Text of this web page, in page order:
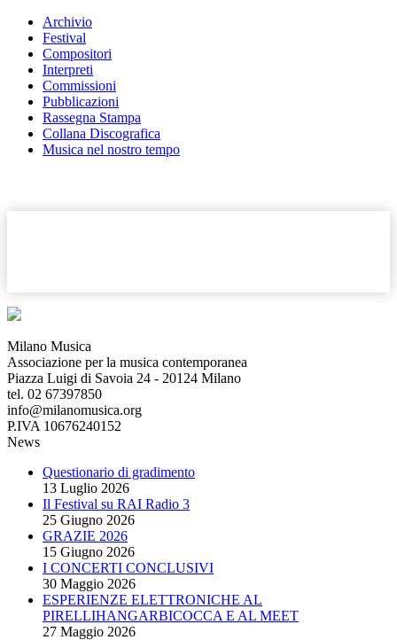
Archivio
Festival
Compositori
Interpreti
Commissioni
Pubblicazioni
Rassegna Stampa
Collana Discografica
Musica nel nostro tempo
Milano Musica
Associazione per la musica contemporanea
Piazza Luigi di Savoia 24 - 20124 Milano
tel. 02 67397850
info@milanomusica.org
P.IVA 10676240152
News
Questionario di gradimento
13 Luglio 2026
Il Festival su RAI Radio 3
25 Giugno 2026
GRAZIE 2026
15 Giugno 2026
I CONCERTI CONCLUSIVI
30 Maggio 2026
ESPERIENZE ELETTRONICHE AL
PIRELLIHANGARBICOCCA E AL MEET
27 Maggio 2026